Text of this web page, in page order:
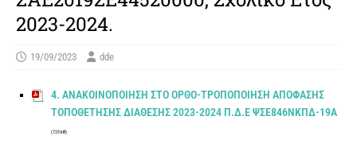
2023-2024.
19/09/2023 dde
4. ΑΝΑΚΟΙΝΟΠΟΙΗΣΗ ΣΤΟ ΟΡΘΟ-ΤΡΟΠΟΠΟΙΗΣΗ ΑΠΟΦΑΣΗΣ
ΤΟΠΟΘΕΤΗΣΗΣ ΔΙΑΘΕΣΗΣ 2023-2024 Π.Δ.Ε ΨΣΕ846ΝΚΠΔ-19Α
(725 kB)